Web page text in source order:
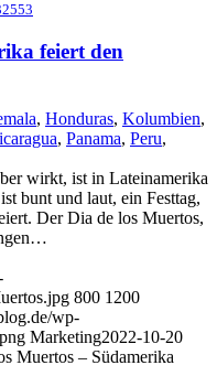
feiert den
, Honduras, Kolumbien,
, Panama, Peru,
wirkt, ist in Lateinamerika
bunt und laut, ein Festtag,
Der Dia de los Muertos,
800 1200
wp-
Marketing2022-10-20
Muertos – Südamerika